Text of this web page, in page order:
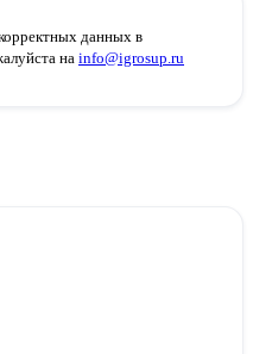
данных в
на info@igrosup.ru